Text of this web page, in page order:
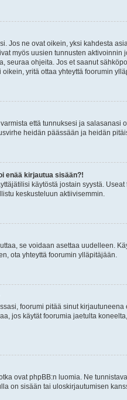
Jos ne ovat oikein, yksi kahdesta
myös uusien tunnusten
seuraa ohjeita. Jos et saanut
yritä ottaa yhteyttä foorumin
että tunnuksesi ja
heidän päässään ja heidän
enää kirjautua sisään?!
käytöstä jostain syystä.
keskusteluun aktiivisemmin.
se voidaan asettaa uudelleen.
ota yhteyttä foorumin ylläpitäjään.
foorumi pitää sinut
jos käytät foorumia jaetulta
ovat phpBB:n luomia. Ne
on sisään tai uloskirjautumisen